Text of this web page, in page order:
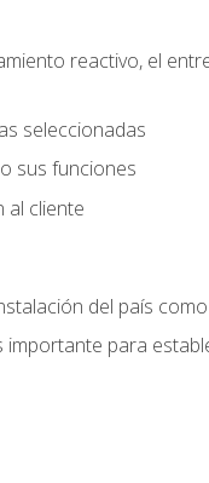
reactivo, el
seleccionadas
sus funciones
al cliente
del país
para